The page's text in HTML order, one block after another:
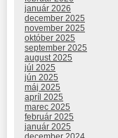
január 2026
december 2025
november 2025
október 2025
september 2025
august 2025
júl 2025
jún 2025
máj 2025
apríl 2025
marec 2025
február 2025
január 2025